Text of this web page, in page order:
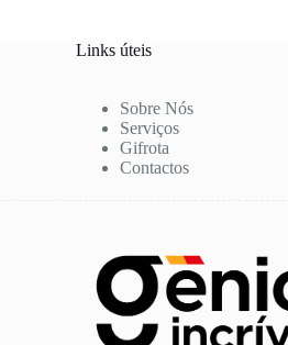
Links úteis
Sobre Nós
Serviços
Gifrota
Contactos